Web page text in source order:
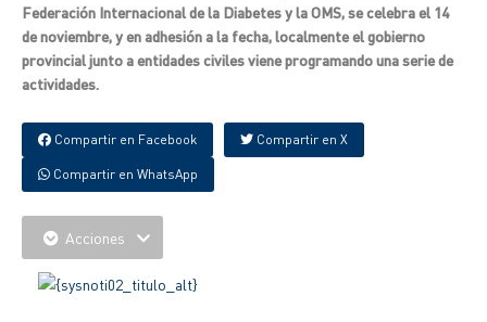
Federación Internacional de la Diabetes y la OMS, se celebra el 14
de noviembre, y en adhesión a la fecha, localmente el gobierno
provincial junto a entidades civiles viene programando una serie de
actividades.
Compartir en Facebook Compartir en X
Compartir en WhatsApp
Acciones